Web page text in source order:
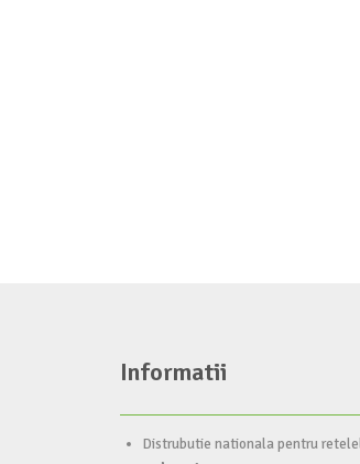
Informatii
Distrubutie nationala pentru